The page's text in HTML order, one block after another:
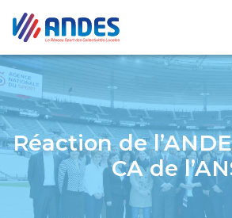
Réaction de
CA de